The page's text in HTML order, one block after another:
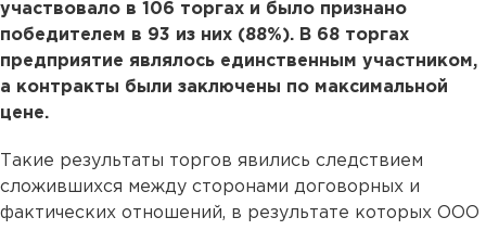
участвовало в 106 торгах и было признано
победителем в 93 из них (88%). В 68 торгах
предприятие являлось единственным участником,
а контракты были заключены по максимальной
цене.
Такие результаты торгов явились следствием
сложившихся между сторонами договорных и
фактических отношений, в результате которых ООО